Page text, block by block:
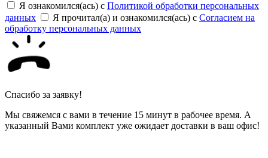
Я ознакомился(ась) с Политикой обработки персональных
данных
Я прочитал(а) и ознакомился(ась) с Согласием на
обработку персональных данных
Спасибо за заявку!
Мы свяжемся с вами в течение 15 минут в рабочее время. А
указанный Вами комплект уже ожидает доставки в ваш офис!